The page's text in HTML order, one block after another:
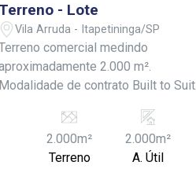
Terreno - Lote
Vila Arruda - Itapetininga/SP
comercial medindo
2.000 m².
Modalidade de contrato Built to Suit
com a necessidade do cliente. Valor à
combinar. Consulte-nos!
2.000m²
Terreno
2.000m²
A. Útil